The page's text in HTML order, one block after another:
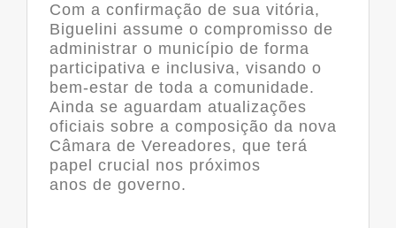
Com a confirmação de sua vitória,
Biguelini assume o compromisso de
administrar o município de forma
participativa e inclusiva, visando o
bem-estar de toda a comunidade.
Ainda se aguardam atualizações
oficiais sobre a composição da nova
Câmara de Vereadores, que terá
papel crucial nos próximos
anos de governo.